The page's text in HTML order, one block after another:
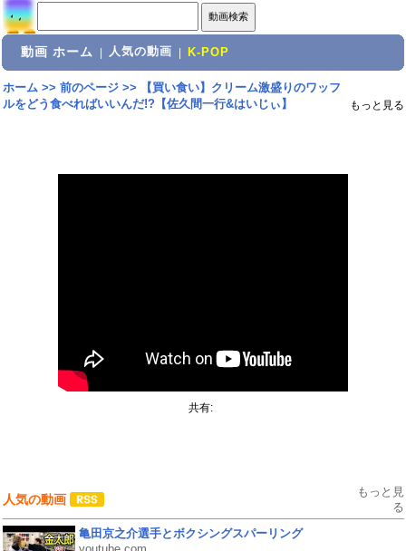
動画 ホーム 人気の動画 K-POP
ホーム>> 前のページ>>
【買い食い】クリーム激盛りのワッフ
ルをどう食べればいいんだ!?【佐久間一行&はいじぃ】
もっと見る
共有:
人気の動画
もっと見
る
亀田京之介選手とボクシングスパーリング